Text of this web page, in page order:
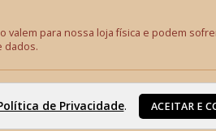
para nossa loja física e podem
dados.
de Privacidade. ACEITAR E